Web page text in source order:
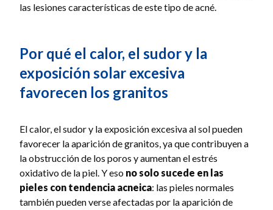
las lesiones características de este tipo de acné.
Por qué el calor, el sudor y la
exposición solar excesiva
favorecen los granitos
El calor, el sudor y la exposición excesiva al sol pueden
favorecer la aparición de granitos, ya que contribuyen a
la obstrucción de los poros y aumentan el estrés
oxidativo de la piel. Y eso no solo sucede en las
pieles con tendencia acneica: las pieles normales
también pueden verse afectadas por la aparición de